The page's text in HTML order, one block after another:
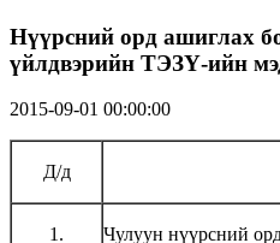
Нүүрсний орд ашиглах
үйлдвэрийн ТЭЗҮ-ийн
2015-09-01 00:00:00
Д/д
1. Чулуун нүүрсний